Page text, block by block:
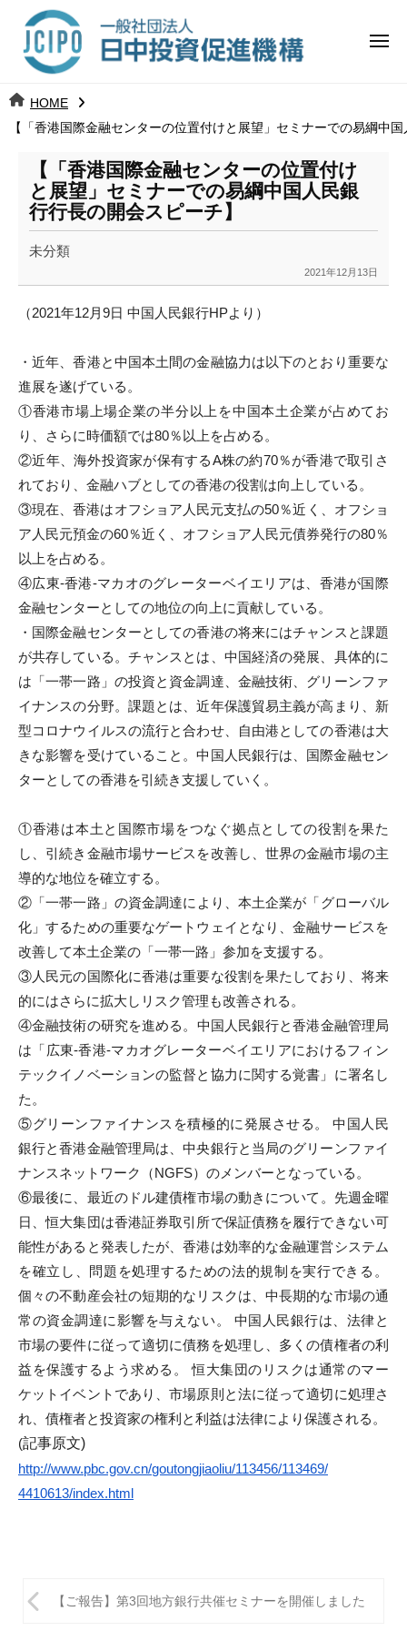
ツ 日
中
投
資
促
進
構
j
c
メ
HOME
【「香港国際金融センターの位置付けと展望」セミナーでの易綱中
【「香港国際金融センターの位置付け
と展望」セミナーでの易綱中国人民銀
行行長の開会スピーチ】
未分類
2021年12月13日
k
n
a
u
（2021年12月9日 中国人民銀行HPより）
・近年、香港と中国本土間の金融協力は以下のとおり重要な
進展を遂げている。
①香港市場上場企業の半分以上を中国本土企業が占めてお
り、
さらに時価額では80％以上を占める。
②近年、海外投資家が保有するA株の約70％が香港で取引さ
れており、 金融ハブとしての香港の役割は向上している。
③現在、香港はオフショア人民元支払の50％近く、 オフショ
ア人民元預金の60％近く、 オフショア人民元債券発行の80％
以上を占める。
④広東-香港-マカオのグレーターベイエリアは、 香港が国際
金融センターとしての地位の向上に貢献している。
・ 国際金融センターとしての香港の将来にはチャンスと課題
が共存している。チャンスとは、中国経済の発展、具体的に
は「一帯一路」 の投資と資金調達、金融技術、グリーンファ
イナンスの分野。 課題とは、近年保護貿易主義が高まり、新
型コロナウイルスの流行と合わせ、
自由港としての香港は大
きな影響を受けていること。中国人民銀行は、
国際金融セン
ターとしての香港を引続き支援していく。
①香港は本土と国際市場をつなぐ拠点としての役割を果た
し、 引続き金融市場サービスを改善し、 世界の金融市場の主
導的な地位を確立する。
②「一帯一路」の資金調達により、本土企業が「グローバル
化」するための重要なゲートウェイとなり、金融サービスを
改善して本土企業の「一帯一路」参加を支援する。
③人民元の国際化に香港は重要な役割を果たしており、 将来
的にはさらに拡大しリスク管理も改善される。
④金融技術の研究を進める。中国人民銀行と香港金融管理局
は「 広東-香港-マカオグレーターベイエリアにおけるフィン
テックイノベーションの監督と協力に関する覚書」に署名し
た。
⑤グリーンファイナンスを積極的に発展させる。 中国人民
銀行と香港金融管理局は、中央銀行と当局のグリーンファイ
ナンスネットワーク（NGFS） のメンバーとなっている。
⑥最後に、最近のドル建債権市場の動きについて。先週金曜
日、恒大集団は香港証券取引所で保証債務を履行できない可
能性がある と発表したが、香港は効率的な金融運営システム
を確立し、 問題を処理するための法的規制を実行できる。
個々の不動産会社の短期的なリスクは、 中長期的な市場の通
常の資金調達に影響を与えない。 中国人民銀行は、法律と
市場の要件に従って適切に債務を処理し、 多くの債権者の利
益を保護するよう求める。 恒大集団のリスクは通常のマー
ケットイベントであり、市場原則と法に従って適切に処理さ
れ、 債権者と投資家の権利と利益は法律により保護される。
(記事原文)
http://www.pbc.gov.cn/goutongjiaoliu/113456/113469/
4410613/index.html
投
【ご報告】第3回地方銀行共催セミナーを開催しました
日
中
資
進
機
構